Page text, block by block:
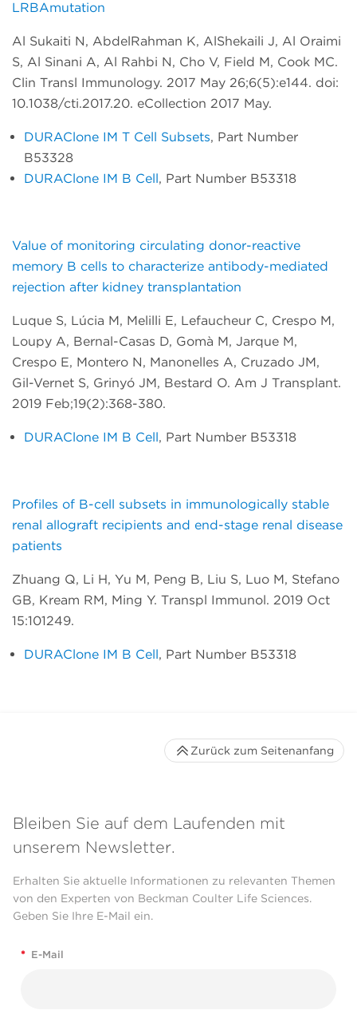
LRBAmutation
Al Sukaiti N, AbdelRahman K, AlShekaili J, Al Oraimi
S, Al Sinani A, Al Rahbi N, Cho V, Field M, Cook MC.
Clin Transl Immunology. 2017 May 26;6(5):e144. doi:
10.1038/cti.2017.20. eCollection 2017 May.
DURAClone IM T Cell Subsets, Part Number
B53328
DURAClone IM B Cell, Part Number B53318
Value of monitoring circulating donor-reactive
memory B cells to characterize antibody-mediated
rejection after kidney transplantation
Luque S, Lúcia M, Melilli E, Lefaucheur C, Crespo M,
Loupy A, Bernal-Casas D, Gomà M, Jarque M,
Crespo E, Montero N, Manonelles A, Cruzado JM,
Gil-Vernet S, Grinyó JM, Bestard O. Am J Transplant.
2019 Feb;19(2):368-380.
DURAClone IM B Cell, Part Number B53318
Profiles of B-cell subsets in immunologically stable
renal allograft recipients and end-stage renal disease
patients
Zhuang Q, Li H, Yu M, Peng B, Liu S, Luo M, Stefano
GB, Kream RM, Ming Y. Transpl Immunol. 2019 Oct
15:101249.
DURAClone IM B Cell, Part Number B53318
Bleiben Sie auf dem Laufenden mit
unserem Newsletter.
Erhalten Sie aktuelle Informationen zu relevanten Themen
von den Experten von Beckman Coulter Life Sciences.
Geben Sie Ihre E-Mail ein.
* E-Mail
Zurück zum Seitenanfang